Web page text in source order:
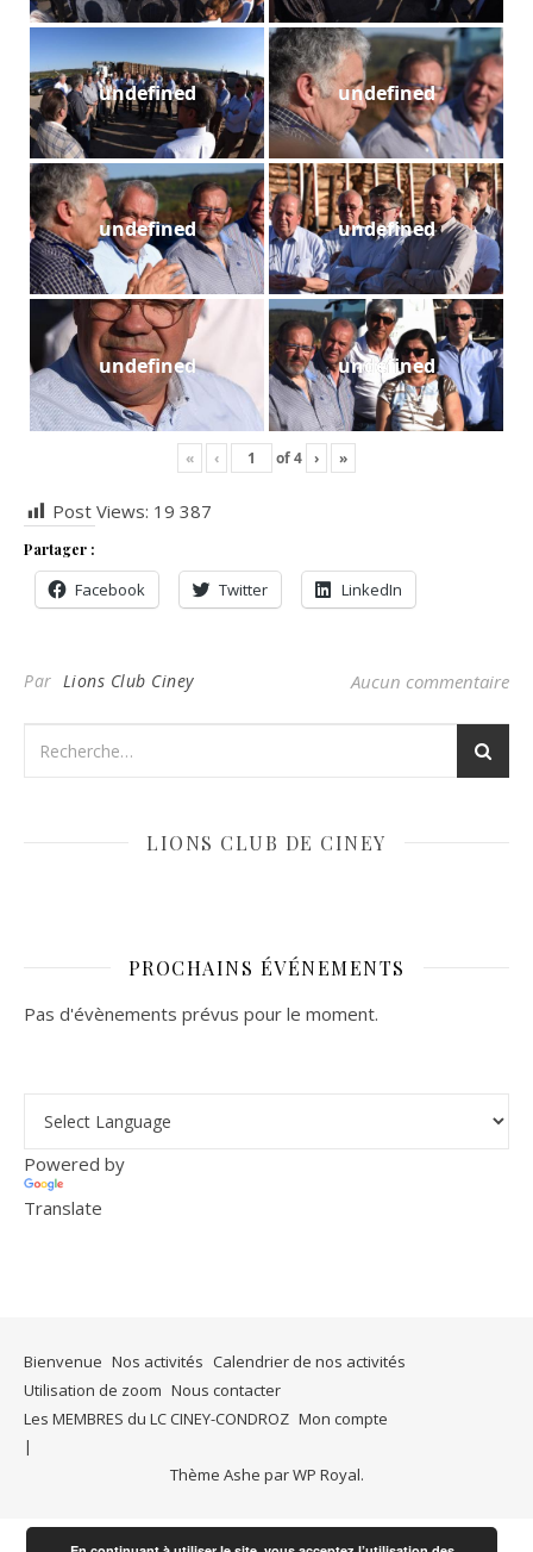
undefined undefined
undefined undefined
undefined undefined
« ‹ of4 › »
Post Views: 19 387
Partager :
Facebook Twitter LinkedIn
Par Lions Club Ciney Aucun commentaire
LIONS CLUB DE CINEY
PROCHAINS ÉVÉNEMENTS
Pas d'évènements prévus pour le moment.
Powered by
Translate
Bienvenue Nos activités Calendrier de nos activités
Utilisation de zoom Nous contacter
Les MEMBRES du LC CINEY-CONDROZ Mon compte
Thème Ashe parWP Royal.